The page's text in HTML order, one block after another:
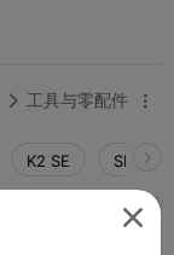
 工具与零配件 
K2 SE
